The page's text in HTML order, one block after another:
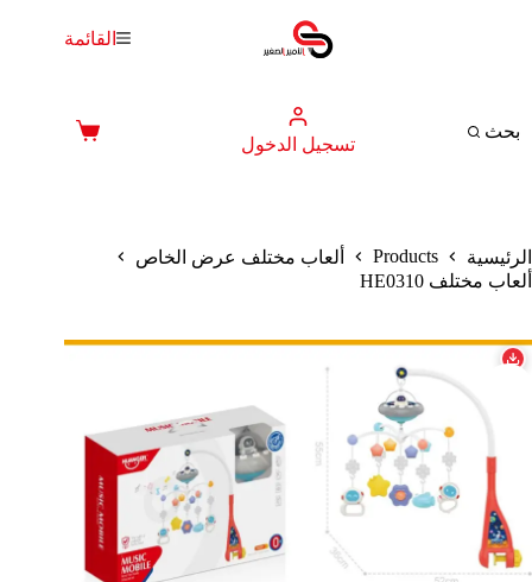
القائمة
بحث
تسجيل الدخول
عربة
الرئيسية Products
ألعاب مختلف عرض الخاص
ألعاب مختلف HE0310